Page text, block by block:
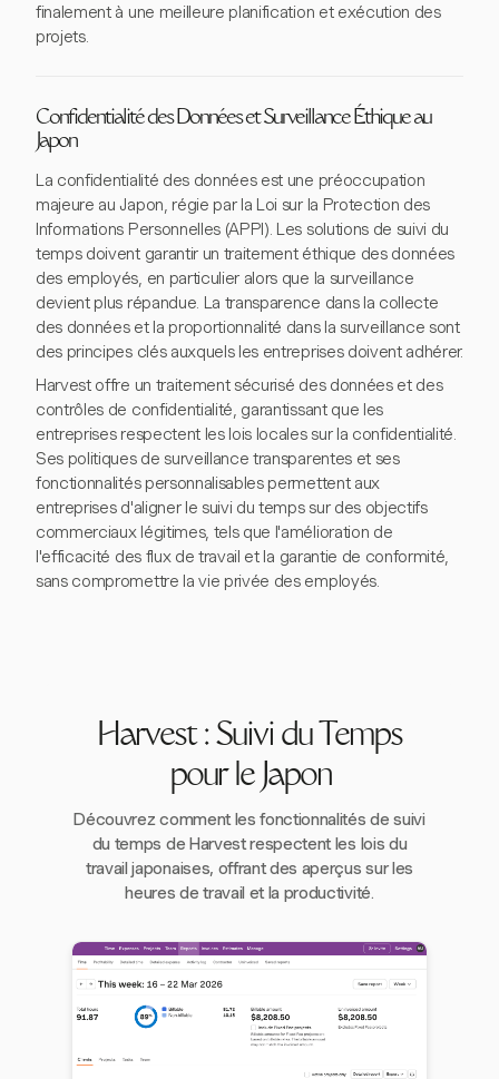
finalement à une meilleure planification et exécution des
projets.
Confidentialité des Données et Surveillance Éthique au
Japon
La confidentialité des données est une préoccupation
majeure au Japon, régie par la Loi sur la Protection des
Informations Personnelles (APPI). Les solutions de suivi du
temps doivent garantir un traitement éthique des données
des employés, en particulier alors que la surveillance
devient plus répandue. La transparence dans la collecte
des données et la proportionnalité dans la surveillance sont
des principes clés auxquels les entreprises doivent adhérer.
Harvest offre un traitement sécurisé des données et des
contrôles de confidentialité, garantissant que les
entreprises respectent les lois locales sur la confidentialité.
Ses politiques de surveillance transparentes et ses
fonctionnalités personnalisables permettent aux
entreprises d'aligner le suivi du temps sur des objectifs
commerciaux légitimes, tels que l'amélioration de
l'efficacité des flux de travail et la garantie de conformité,
sans compromettre la vie privée des employés.
Harvest : Suivi du Temps
pour le Japon
Découvrez comment les fonctionnalités de suivi
du temps de Harvest respectent les lois du
travail japonaises, offrant des aperçus sur les
heures de travail et la productivité.